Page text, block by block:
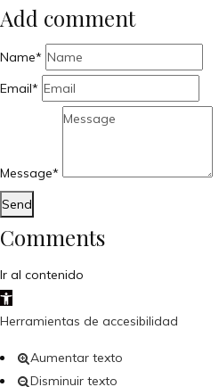
Add comment
Name*
Email*
Message*
Send
Comments
Ir al contenido
Abrir barra de herramientas
Herramientas de accesibilidad
Aumentar texto
Disminuir texto